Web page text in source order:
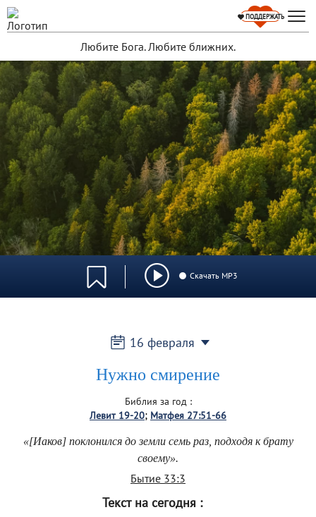
ПОДДЕРЖАТЬ
Любите Бога. Любите ближних.
Скачать MP3
16 февраля
Нужно смирение
Библия за год:
Левит 19-20 Матфея 27:51-66
«[Иаков] поклонился до земли семь раз, подходя к брату
своему».
Бытие 33:3
Текст на сегодня :